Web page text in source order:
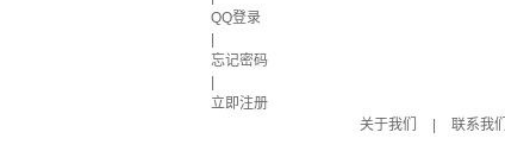
QQ登录
忘记密码
立即注册
关于我们
联系我们